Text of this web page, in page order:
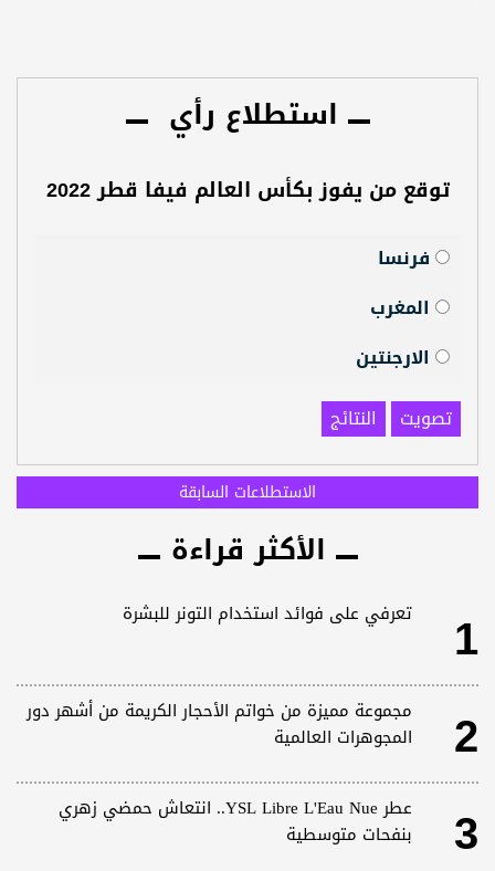
استطلاع رأي
توقع من يفوز بكأس العالم فيفا قطر 2022
فرنسا
المغرب
الارجنتين
تصويت
النتائج
الاستطلاعات السابقة
الأكثر قراءة
1 تعرفي على فوائد استخدام التونر للبشرة
2
مجموعة مميزة من خواتم الأحجار الكريمة من أشهر دور
المجوهرات العالمية
3
عطر YSL Libre L'Eau Nue.. انتعاش حمضي زهري
بنفحات متوسطية